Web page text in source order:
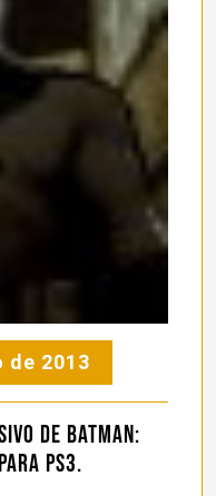
de 2013
de Batman:
PS3.